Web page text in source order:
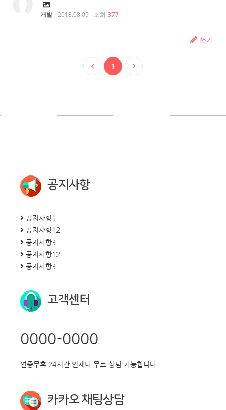
개발 2018.08.09 조회 377
쓰기
1
공지사항
공지사항1
공지사항12
공지사항3
공지사항12
공지사항3
고객센터
0000-0000
연중무휴 24시간 언제나 무료 상담 가능합니다.
카카오 채팅상담